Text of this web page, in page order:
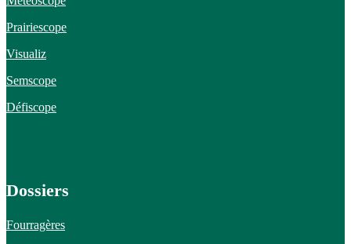
Prairiescope
Visualiz
Semscope
Défiscope
Dossiers
Fourragères